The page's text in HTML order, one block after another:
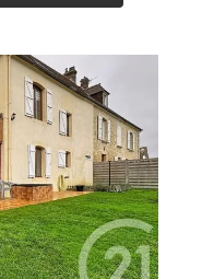
Immobilier vous